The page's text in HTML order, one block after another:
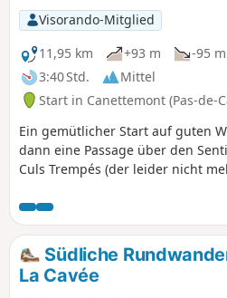
Visorando-Mitglied
11,95 km
+93 m
-95 m
3:40 Std.
Mittel
Start in Canettemont (Pas-de-
Ein gemütlicher Start auf guten
dann eine Passage über den
Culs Trempés (der leider nicht
nach Canettemont geht.
Südliche
La Cavée